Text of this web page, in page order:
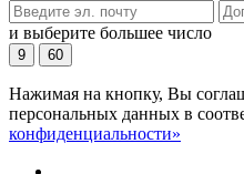
и выберите большее число
9 60
Нажимая на кнопку, Вы
персональных данных в
конфиденциальности»